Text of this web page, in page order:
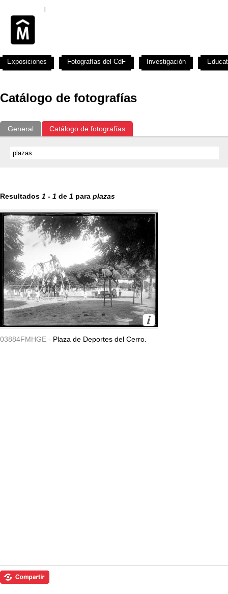
Catálogo de fotografías
General Catálogo de fotografías
Resultados 1 - 1 de 1 para plazas
03884FMHGE - Plaza de Deportes del Cerro.
Exposiciones Fotografías del CdF Investigación